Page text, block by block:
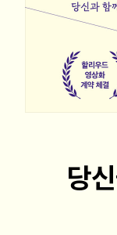
당